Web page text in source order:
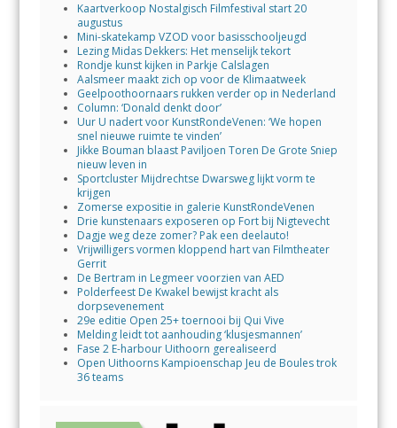
Kaartverkoop Nostalgisch Filmfestival start 20
augustus
Mini-skatekamp VZOD voor basisschooljeugd
Lezing Midas Dekkers: Het menselijk tekort
Rondje kunst kijken in Parkje Calslagen
Aalsmeer maakt zich op voor de Klimaatweek
Geelpoothoornaars rukken verder op in Nederland
Column: ‘Donald denkt door’
Uur U nadert voor KunstRondeVenen: ‘We hopen
snel nieuwe ruimte te vinden’
Jikke Bouman blaast Paviljoen Toren De Grote Sniep
nieuw leven in
Sportcluster Mijdrechtse Dwarsweg lijkt vorm te
krijgen
Zomerse expositie in galerie KunstRondeVenen
Drie kunstenaars exposeren op Fort bij Nigtevecht
Dagje weg deze zomer? Pak een deelauto!
Vrijwilligers vormen kloppend hart van Filmtheater
Gerrit
De Bertram in Legmeer voorzien van AED
Polderfeest De Kwakel bewijst kracht als
dorpsevenement
29e editie Open 25+ toernooi bij Qui Vive
Melding leidt tot aanhouding ‘klusjesmannen’
Fase 2 E-harbour Uithoorn gerealiseerd
Open Uithoorns Kampioenschap Jeu de Boules trok
36 teams